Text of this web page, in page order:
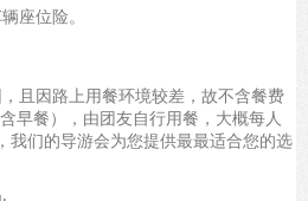
座位险。
且因路上用餐环境较差，故不含餐费
早餐），由团友自行用餐，大概每人
我们的导游会为您提供最最适合您的选